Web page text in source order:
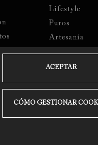
Lifestyle
Puros
Artesanía
Cocktails
ACEPTAR
CÓMO GESTIONAR